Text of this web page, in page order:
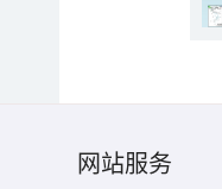
网站服务